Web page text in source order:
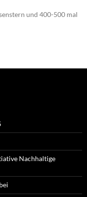
und 400-500 mal
Nachhaltige